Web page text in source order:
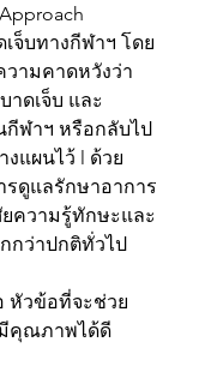
จ็บทางกีฬาฯ โดย
ามคาดหวังว่า
าดเจ็บ และ
ฬาฯ หรือกลับไป
แผนไว้ l ด้วย
รดูแลรักษาอาการ
ความรู้ทักษะและ
กว่าปกติทั่วไป
หัวข้อที่จะช่วย
คุณภาพได้ดี